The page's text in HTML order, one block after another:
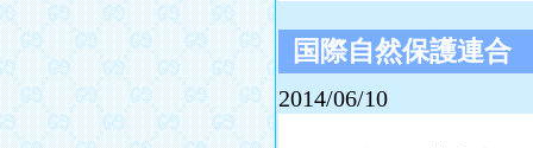
国際自然保護連
2014/06/10